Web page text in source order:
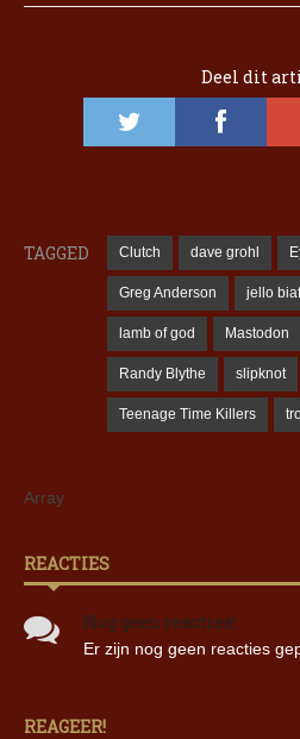
Deel dit
TAGGED Clutch dave grohl
Greg Anderson jello
lamb of god Mastodon
Randy Blythe slipknot
Teenage Time Killers
Array
REACTIES
Nog geen reacties!
Er zijn nog geen reacties
REAGEER!